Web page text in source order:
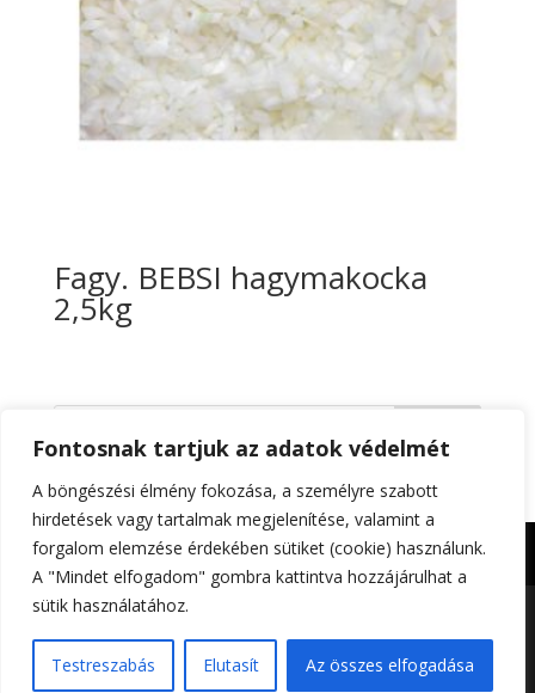
Fontosnak tartjuk az adatok védelmét
A böngészési élmény fokozása, a személyre szabott
hirdetések vagy tartalmak megjelenítése, valamint a
forgalom elemzése érdekében sütiket (cookie) használunk.
A "Mindet elfogadom" gombra kattintva hozzájárulhat a
sütik használatához.
Testreszabás Elutasít Az összes elfogadása
Fagy. BEBSI hagymakocka
2,5kg
Impresszum Adatkezelési tájékoztató
Foltin-Globe 2023. | All rights reserved | Készítette:
Gitta Grafika